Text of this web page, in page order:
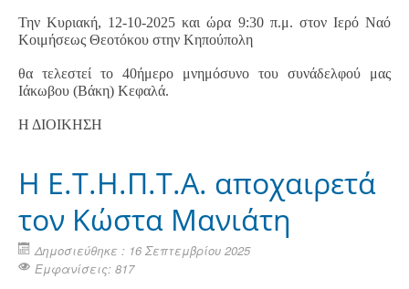
Την Κυριακή, 12-10-2025 και ώρα 9:30 π.μ. στον Ιερό Ναό
Κοιμήσεως Θεοτόκου στην Κηπούπολη
θα τελεστεί το 40ήμερο μνημόσυνο του συνάδελφού μας
Ιάκωβου (Βάκη) Κεφαλά.
Η ΔΙΟΙΚΗΣΗ
H Ε.Τ.Η.Π.Τ.Α. αποχαιρετά
τον Κώστα Μανιάτη
Δημοσιεύθηκε : 16 Σεπτεμβρίου 2025
Εμφανίσεις: 817